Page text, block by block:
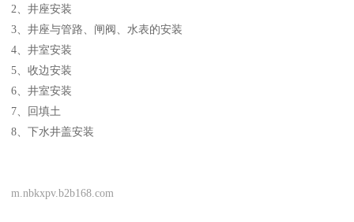
2、井座安装
3、井座与管路、闸阀、水表的安装
4、井室安装
5、收边安装
6、井室安装
7、回填土
8、下水井盖安装
m.nbkxpv.b2b168.com